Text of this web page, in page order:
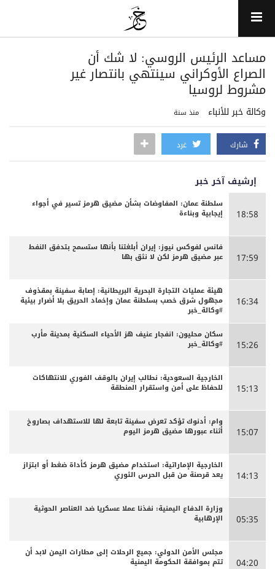
مساعد الرئيس الروسي: لا شك أن
الصراع الأوكراني سينتهي بانتصار غير
مشروط لروسيا
وكالة خبر للأنباء منذ سنة
شارك غرد
إرشيف آخر خبر
18:58
سلطنة عمان: المفاوضات بشأن مضيق هرمز تسير في أجواء
إيجابية وبناءة
17:59
فانس لفوكس نيوز: إيران أبلغتنا بأنها ستسمح بتدفق النفط
عبر مضيق هرمز لكن لا نثق بها
16:34
هيئة عمليات التجارة البحرية البريطانية: إصابة سفينة بمقذوف
مجهول شرق خصب بسلطنة عمان وإخماد الحريق بلا أضرار بيئية
#وكالة_خبر
15:26
سكان محليون: انفجار عنيف هز الأحياء السكنية بمدينة مأرب
#وكالة_خبر
15:13
الخارجية السعودية: نطالب إيران بالوقف الفوري للانتهاكات
للحفاظ على أمن واستقرار المنطقة
15:07
وام: أدنوك تؤكد تعرض سفينة تابعة لها للاستهداف بصاروخ
أثناء عبورها مضيق هرمز اليوم
14:13
الخارجية الإماراتية: استخدام مضيق هرمز كأداة ضغط أو ابتزاز
يعد قرصنة من قبل الحرس الثوري
05:35
وزارة الدفاع اليمنية: نفذنا عملا عسكريا ضد العناصر الحوثية
الإرهابية
04:20
مجلس الأمن الدولي: جميع الرحلات إلى مطارات اليمن لابد أن
تتم بموافقة الحكومة اليمنية